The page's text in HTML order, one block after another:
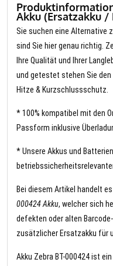
Akku (Ersatzakku /
Sie suchen eine Alternative
sind Sie hier genau richtig.
Ihre Qualität und Ihrer
und getestet stehen Sie den
Hitze & Kurzschlussschutz.
* 100% kompatibel mit den
Passform inklusive
* Unsere Akkus und
Bei diesem Artikel handelt
000424 Akku, welcher sich
defekten oder alten
zusätzlicher Ersatzakku für
Akku Zebra BT-000424 ist